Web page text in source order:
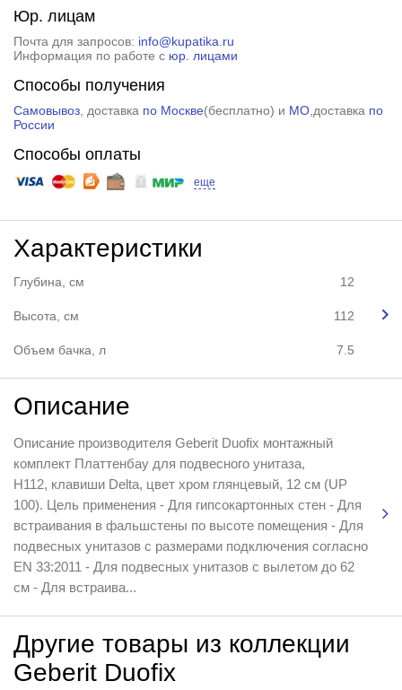
Юр. лицам
Почта для запросов: info@kupatika.ru
Информация по работе с юр. лицами
Способы получения
Самовывоз, доставка по Москве(бесплатно) и МО,доставка по
России
Способы оплаты
еще
Характеристики
Глубина, см 12
Высота, см 112
Объем бачка, л 7.5
Описание
Описание производителя Geberit Duofix монтажный
комплект Платтенбау для подвесного унитаза,
Н112, клавиши Delta, цвет хром глянцевый, 12 cм (UP
100). Цель применения - Для гипсокартонных стен - Для
встраивания в фальшстены по высоте помещения - Для
подвесных унитазов с размерами подключения согласно
EN 33:2011 - Для подвесных унитазов с вылетом до 62
см - Для встраива...
Другие товары из коллекции
Geberit Duofix